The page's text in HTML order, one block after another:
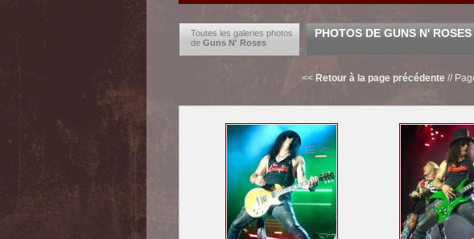
Toutes les galeries photos
de Guns N' Roses
PHOTOS DE GUNS N'
<< Retour à la page précédente //